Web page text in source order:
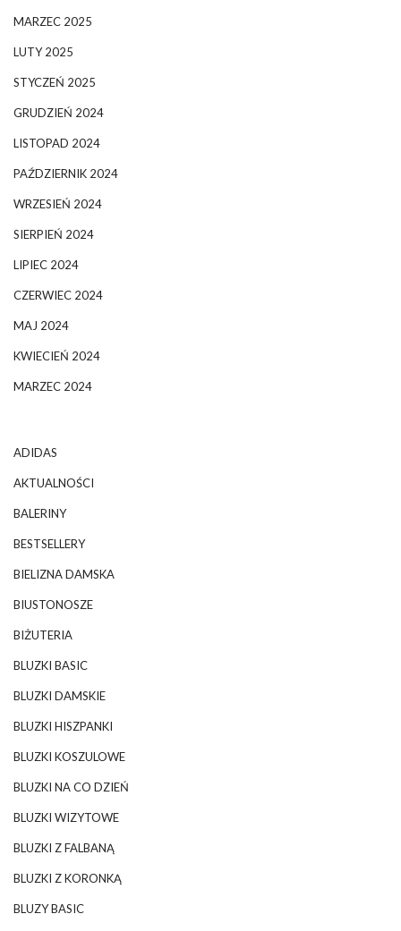
MARZEC 2025
LUTY 2025
STYCZEŃ 2025
GRUDZIEŃ 2024
LISTOPAD 2024
PAŹDZIERNIK 2024
WRZESIEŃ 2024
SIERPIEŃ 2024
LIPIEC 2024
CZERWIEC 2024
MAJ 2024
KWIECIEŃ 2024
MARZEC 2024
ADIDAS
AKTUALNOŚCI
BALERINY
BESTSELLERY
BIELIZNA DAMSKA
BIUSTONOSZE
BIŻUTERIA
BLUZKI BASIC
BLUZKI DAMSKIE
BLUZKI HISZPANKI
BLUZKI KOSZULOWE
BLUZKI NA CO DZIEŃ
BLUZKI WIZYTOWE
BLUZKI Z FALBANĄ
BLUZKI Z KORONKĄ
BLUZY BASIC